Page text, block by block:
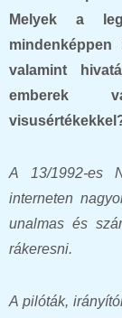
Melyek a
valamint
emberek
A 13/1992-es
interneten
unalmas és
rákeresni.
A pilóták,